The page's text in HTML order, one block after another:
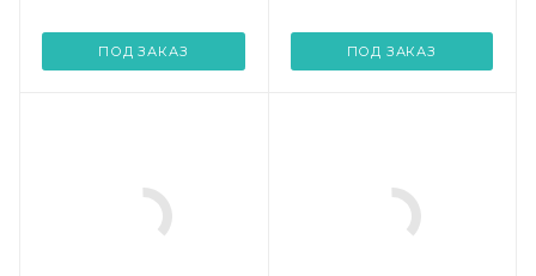
ПОД ЗАКАЗ ПОД ЗАКАЗ